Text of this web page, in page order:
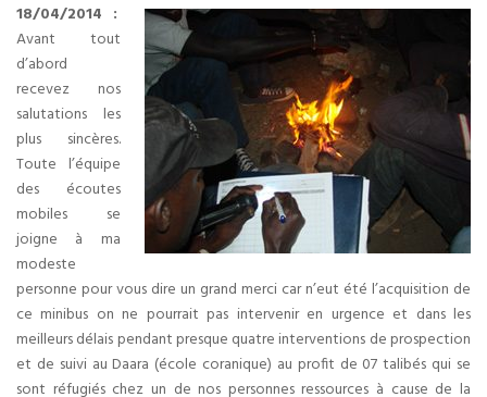
18/04/2014 :
Avant tout
d’abord
recevez nos
salutations les
plus sincères.
Toute l’équipe
des écoutes
mobiles se
joigne à ma
modeste
personne pour vous dire un grand merci car n’eut été l’acquisition de
ce minibus on ne pourrait pas intervenir en urgence et dans les
meilleurs délais pendant presque quatre interventions de prospection
et de suivi au Daara (école coranique) au profit de 07 talibés qui se
sont réfugiés chez un de nos personnes ressources à cause de la